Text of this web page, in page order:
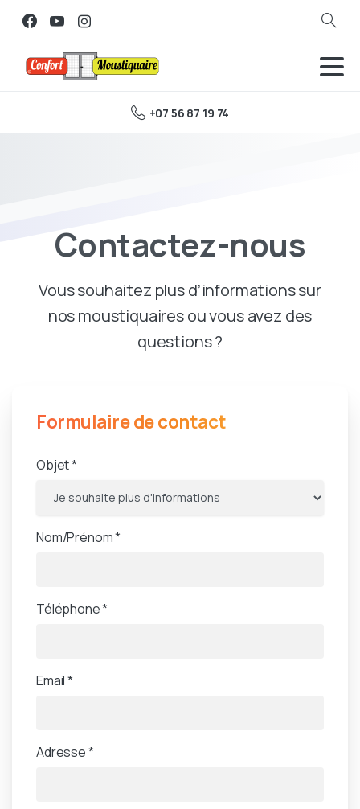
Search
+07 56 87 19 74
Contactez-nous
Vous souhaitez plus d’informations sur
nos moustiquaires ou vous avez des
questions ?
Formulaire de contact
Objet *
Nom/Prénom *
Téléphone *
Email *
Adresse *